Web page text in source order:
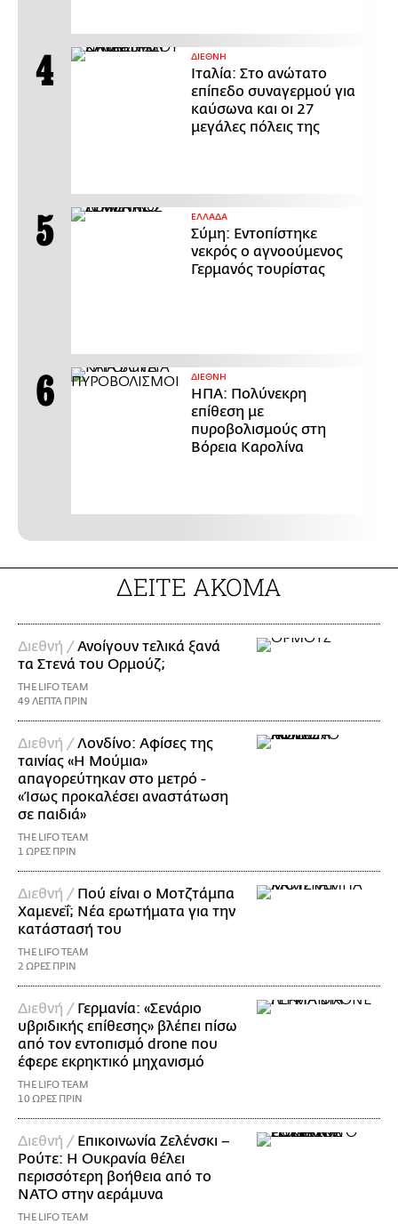
ΔΙΕΘΝΗ
Ιταλία: Στο ανώτατο
επίπεδο συναγερμού για
καύσωνα και οι 27
μεγάλες πόλεις της
ΕΛΛΑΔΑ
Σύμη: Εντοπίστηκε
νεκρός ο αγνοούμενος
Γερμανός τουρίστας
ΔΙΕΘΝΗ
ΗΠΑ: Πολύνεκρη
επίθεση με
πυροβολισμούς στη
Βόρεια Καρολίνα
ΔΕΙΤΕ ΑΚΟΜΑ
Διεθνή /Ανοίγουν τελικά ξανά
τα Στενά του Ορμούζ;
THE LIFO TEAM
49 ΛΕΠΤΑ ΠΡΙΝ
Διεθνή /Λονδίνο: Αφίσες της
ταινίας «Η Μούμια»
απαγορεύτηκαν στο μετρό -
«Ίσως προκαλέσει αναστάτωση
σε παιδιά»
THE LIFO TEAM
1 ΩΡΕΣ ΠΡΙΝ
Διεθνή / Πού είναι ο Μοτζτάμπα
Χαμενεΐ; Νέα ερωτήματα για την
κατάστασή του
THE LIFO TEAM
2 ΩΡΕΣ ΠΡΙΝ
Διεθνή / Γερμανία: «Σενάριο
υβριδικής επίθεσης» βλέπει πίσω
από τον εντοπισμό drone που
έφερε εκρηκτικό μηχανισμό
THE LIFO TEAM
10 ΩΡΕΣ ΠΡΙΝ
Διεθνή / Επικοινωνία Ζελένσκι –
Ρούτε: Η Ουκρανία θέλει
περισσότερη βοήθεια από το
ΝΑΤΟ στην αεράμυνα
THE LIFO TEAM